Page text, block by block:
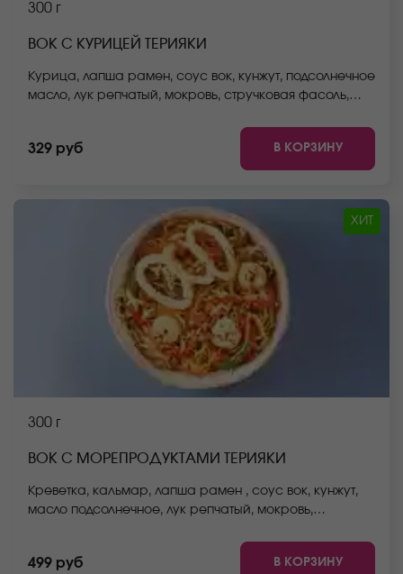
300 г
ВОК С КУРИЦЕЙ ТЕРИЯКИ
Курица, лапша рамен, соус вок, кунжут, подсолнечное
масло, лук репчатый, мокровь, стручковая фасоль,
блюда может отличаться от фото на сайте.
329 руб В КОРЗИНУ
ХИТ
300 г
ВОК С МОРЕПРОДУКТАМИ ТЕРИЯКИ
Креветка, кальмар, лапша рамен , соус вок, кунжут,
масло подсолнечное, лук репчатый, мокровь,
перец. *Внешний вид блюда может отличаться от фото
на сайте.
499 руб В КОРЗИНУ